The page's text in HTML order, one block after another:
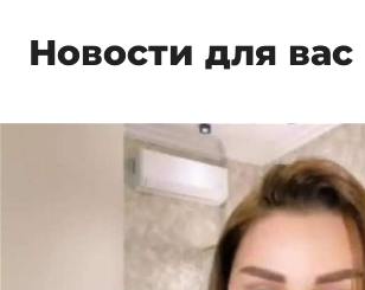
Новости для вас